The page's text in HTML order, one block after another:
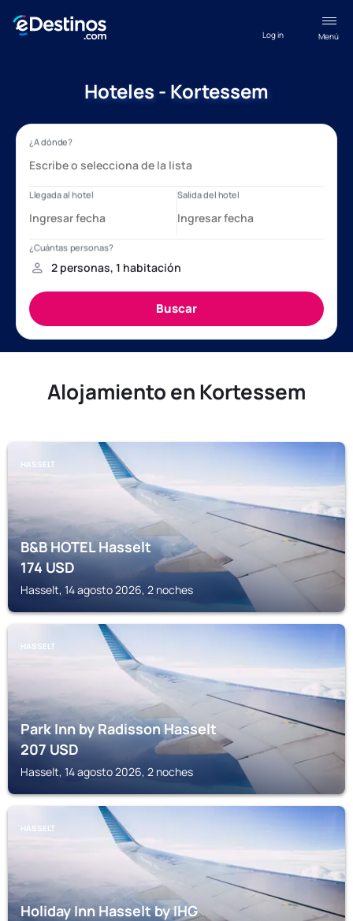
Menú
Log in
Hoteles - Kortessem
Alojamiento en Kortessem
HASSELT
B&B HOTEL Hasselt
174USD
Hasselt, 14 agosto 2026, 2 noches
HASSELT
Park Inn by Radisson Hasselt
207USD
Hasselt, 14 agosto 2026, 2 noches
HASSELT
Holiday Inn Hasselt by IHG